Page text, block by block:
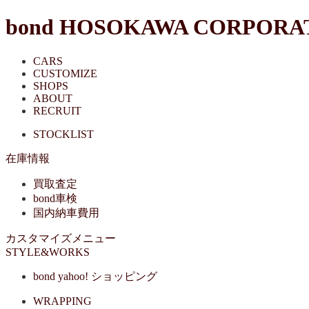
bond HOSOKAWA
CARS
CUSTOMIZE
SHOPS
ABOUT
RECRUIT
STOCKLIST
在庫情報
買取査定
bond車検
国内納車費用
カスタマイズメニュー
STYLE&WORKS
bond yahoo! ショッピング
WRAPPING